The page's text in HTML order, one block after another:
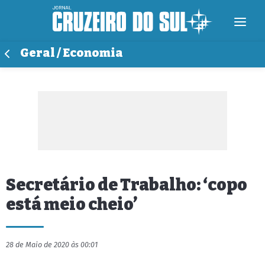
Geral / Economia
Secretário de Trabalho: ‘copo
está meio cheio’
28 de Maio de 2020 às 00:01